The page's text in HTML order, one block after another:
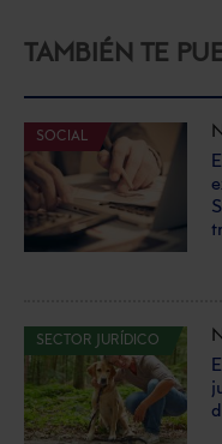
TAMBIÉN TE
SOCIAL
SECTOR JURÍDICO